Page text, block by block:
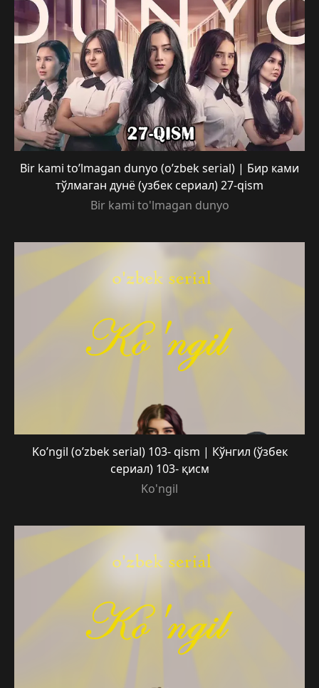
Bir kami to’lmagan dunyo (o’zbek serial) | Бир ками
тўлмаган дунё (узбек сериал) 27-qism
Bir kami to'lmagan dunyo
Ko’ngil (o’zbek serial) 103- qism | Кўнгил (ўзбек
сериал) 103- қисм
Ko'ngil